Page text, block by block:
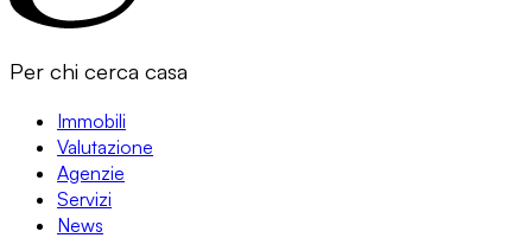
Per chi cerca casa
Immobili
Valutazione
Agenzie
Servizi
News